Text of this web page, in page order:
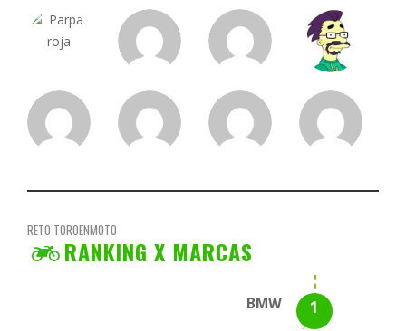
RETO TOROENMOTO
RANKING X MARCAS
BMW